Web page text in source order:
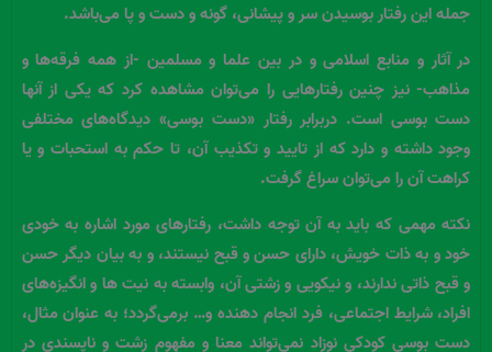
جمله این رفتار بوسیدن سر و پیشانی، گونه و دست و پا می‌باشد.
در آثار و منابع اسلامی و در بین علما و مسلمین -‌از همه فرقه‌ها و
مذاهب- نیز چنین رفتارهایی را می‌توان مشاهده کرد که یکی از آنها
دست بوسی است. دربرابر رفتار «دست بوسی» دیدگاه‌های مختلفی
وجود داشته و دارد که از تایید و تکذیب آن، تا حکم به استحبات و یا
کراهت آن را می‌توان سراغ گرفت.
نکته مهمی که باید به آن توجه داشت، رفتارهای مورد اشاره به خودی
خود و به ذات خویش، دارای حسن و قبح نیستند، و به بیان دیگر حسن
و قبح ذاتی ندارند، و نیکویی و زشتی آن، وابسته به نیت ها و انگیزه‌های
افراد، شرایط اجتماعی، فرد انجام دهنده و… برمی‌گردد؛ به عنوان مثال،
دست بوسی کودکی نوزاد نمی‌تواند معنا و مفهوم زشت و ناپسندی در